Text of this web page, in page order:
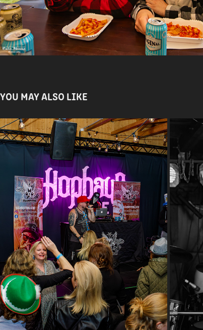
YOU MAY ALSO LIKE
OKTOBERFEST TAHKO 28.9.24 (MANSESTERI)
2024